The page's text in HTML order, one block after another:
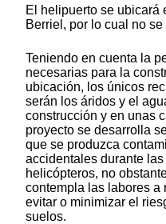
El helipuerto se ubicará
Berriel, por lo cual no
Teniendo en cuenta la
necesarias para la
ubicación, los únicos
serán los áridos y el
construcción y en unas
proyecto se desarrolla
que se produzca
accidentales durante
helicópteros, no
contempla las labores a
evitar o minimizar el
suelos.